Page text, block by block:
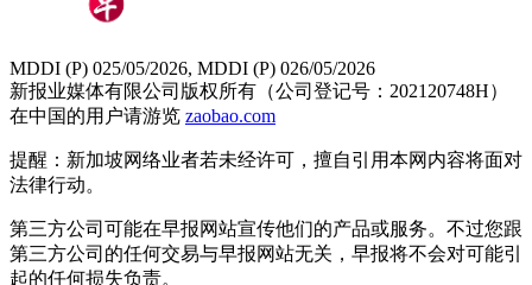
MDDI (P) 025/05/2026, MDDI (P) 026/05/2026
新报业媒体有限公司版权所有（公司登记号：202120748H）
在中国的用户请游览 zaobao.com
提醒：新加坡网络业者若未经许可，擅自引用本网内容将面对
法律行动。
第三方公司可能在早报网站宣传他们的产品或服务。不过您跟
第三方公司的任何交易与早报网站无关，早报将不会对可能引
起的任何损失负责。